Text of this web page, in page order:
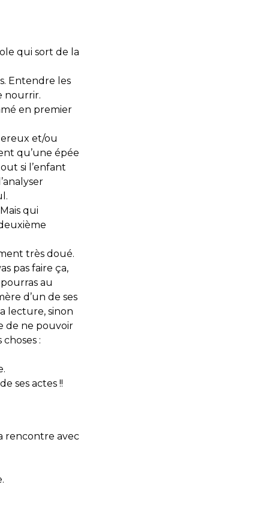
qui sort de la
Entendre les
nourrir.
en premier
et/ou
qu’une épée
si l’enfant
qui
très doué.
pas faire ça,
au
d’un de ses
lecture, sinon
de ne pouvoir
:
ses actes !!
rencontre avec